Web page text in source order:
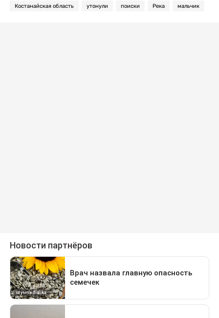
Костанайская область утонули поиски Река мальчик